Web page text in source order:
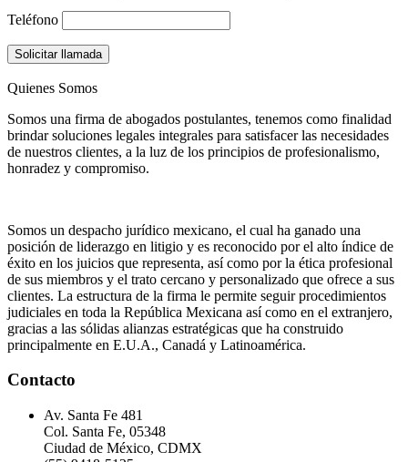
Teléfono
Solicitar llamada
Quienes Somos
Somos una firma de abogados postulantes, tenemos como finalidad
brindar soluciones legales integrales para satisfacer las necesidades
de nuestros clientes, a la luz de los principios de profesionalismo,
honradez y compromiso.
Somos un despacho jurídico mexicano, el cual ha ganado una
posición de liderazgo en litigio y es reconocido por el alto índice de
éxito en los juicios que representa, así como por la ética profesional
de sus miembros y el trato cercano y personalizado que ofrece a sus
clientes. La estructura de la firma le permite seguir procedimientos
judiciales en toda la República Mexicana así como en el extranjero,
gracias a las sólidas alianzas estratégicas que ha construido
principalmente en E.U.A., Canadá y Latinoamérica.
Contacto
Av. Santa Fe 481
Col. Santa Fe, 05348
Ciudad de México, CDMX